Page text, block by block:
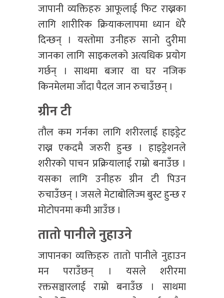
जापानी व्यक्तिहरु आफूलाई फिट राख्नका
लागि शारीरिक क्रियाकलापमा ध्यान धेरै
दिन्छन् । यस्तोमा उनीहरु सानो दुरीमा
जानका लागि साइकलको अत्यधिक प्रयोग
गर्छन् । साथमा बजार वा घर नजिक
किनमेलमा जाँदा पैदल जान रुचाउँछन् ।
ग्रीन टी
तौल कम गर्नका लागि शरीरलाई हाइड्रेट
राख्न एकदमै जरुरी हुन्छ । हाइड्रेशनले
शरीरको पाचन प्रक्रियालाई राम्रो बनाउँछ ।
यसका लागि उनीहरु ग्रीन टी पिउन
रुचाउँछन् । जसले मेटाबोलिज्म बुस्ट हुन्छ र
मोटोपनमा कमी आउँछ ।
तातो पानीले नुहाउने
जापानका व्यक्तिहरु तातो पानीले नुहाउन
मन पराउँछन् । यसले शरीरमा
रक्तसञ्चारलाई राम्रो बनाउँछ । साथमा